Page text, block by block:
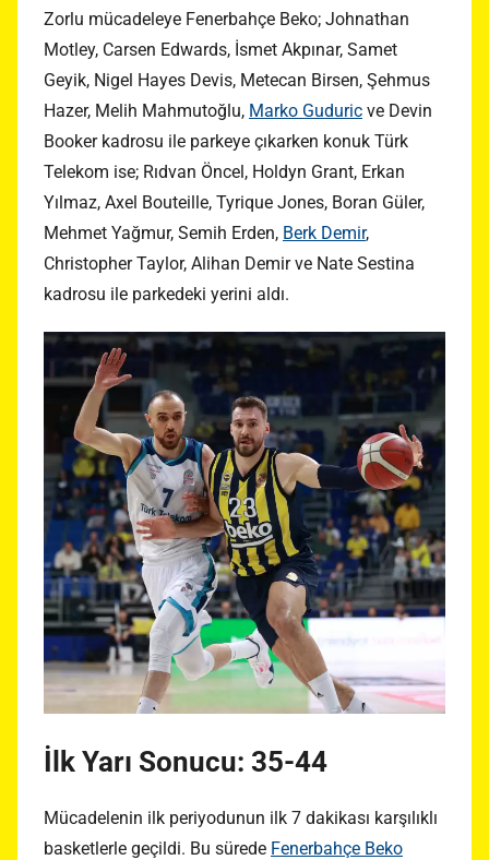
Zorlu mücadeleye Fenerbahçe Beko; Johnathan
Motley, Carsen Edwards, İsmet Akpınar, Samet
Geyik, Nigel Hayes Devis, Metecan Birsen, Şehmus
Hazer, Melih Mahmutoğlu, Marko Guduric ve Devin
Booker kadrosu ile parkeye çıkarken konuk Türk
Telekom ise; Rıdvan Öncel, Holdyn Grant, Erkan
Yılmaz, Axel Bouteille, Tyrique Jones, Boran Güler,
Mehmet Yağmur, Semih Erden, Berk Demir,
Christopher Taylor, Alihan Demir ve Nate Sestina
kadrosu ile parkedeki yerini aldı.
İlk Yarı Sonucu: 35-44
Mücadelenin ilk periyodunun ilk 7 dakikası karşılıklı
basketlerle geçildi. Bu sürede Fenerbahçe Beko